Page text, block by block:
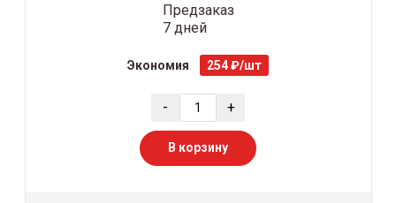
Предзаказ
7 дней
Экономия 254 ₽/шт
- +
В корзину